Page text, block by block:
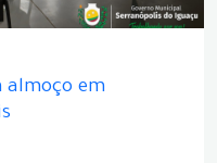
almoço em